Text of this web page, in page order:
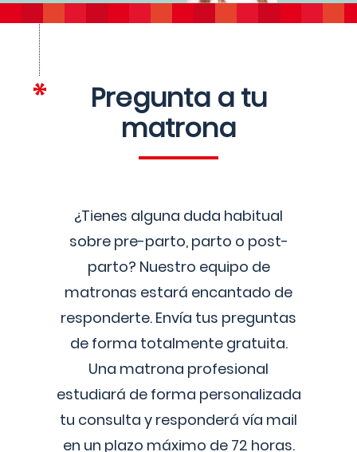
Pregunta a tu
matrona
¿Tienes alguna duda habitual
sobre pre-parto, parto o post-
parto? Nuestro equipo de
matronas estará encantado de
responderte. Envía tus preguntas
de forma totalmente gratuita.
Una matrona profesional
estudiará de forma personalizada
tu consulta y responderá vía mail
en un plazo máximo de 72 horas.